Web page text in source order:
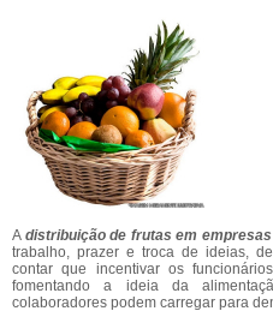
A distribuição de frutas em empresas
trabalho, prazer e troca de ideias,
contar que incentivar os
fomentando a ideia da
colaboradores podem carregar para